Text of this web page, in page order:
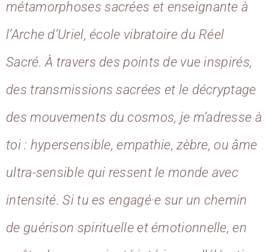
métamorphoses sacrées et enseignante à
l’Arche d’Uriel, école vibratoire du Réel
Sacré. À travers des points de vue inspirés,
des transmissions sacrées et le décryptage
des mouvements du cosmos, je m’adresse à
toi : hypersensible, empathie, zèbre, ou âme
ultra-sensible qui ressent le monde avec
intensité. Si tu es engagé·e sur un chemin
de guérison spirituelle et émotionnelle, en